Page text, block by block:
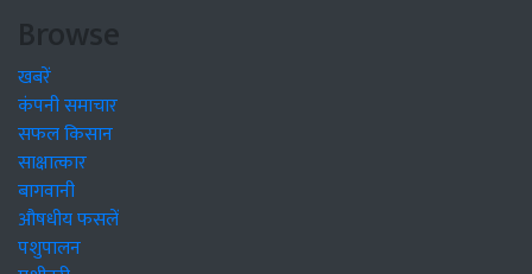
Browse
खबरें
कंपनी समाचार
सफल किसान
साक्षात्कार
बागवानी
औषधीय फसलें
पशुपालन